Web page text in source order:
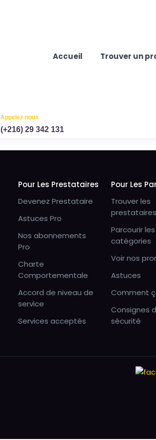
Accueil Trouver un
Appelez-nous
(+216) 29 342 131
Pour Les Prestataires
Devenez Prestataire
Astuces Pro
Nos abonnements
Pro
Charte
Comportementale
Accord de niveau de
service
Services acceptés
Pour Les
Trouver les
prestataires
Parcourir les
catégories
Voir nos
Astuces
Comment
Consignes
sécurité